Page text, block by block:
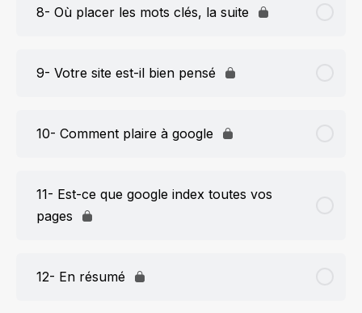
8- Où placer les mots clés, la suite
9- Votre site est-il bien pensé
10- Comment plaire à google
11- Est-ce que google index toutes vos
pages
12- En résumé